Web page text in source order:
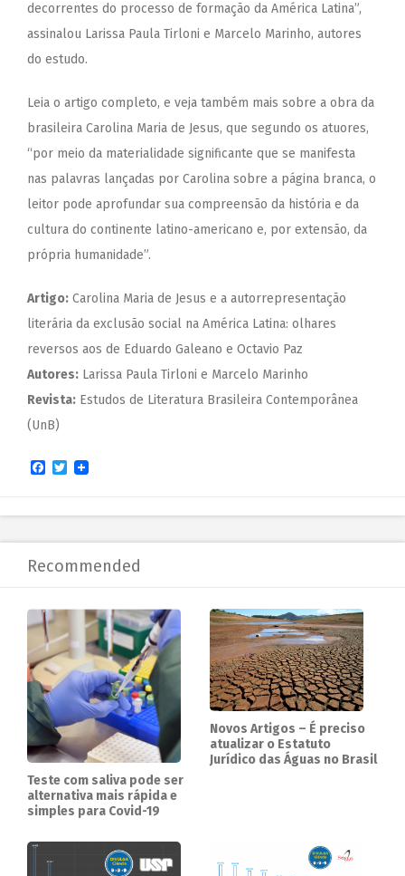
decorrentes do processo de formação da América Latina”,
assinalou Larissa Paula Tirloni e Marcelo Marinho, autores
do estudo.
Leia o artigo completo, e veja também mais sobre a obra da
brasileira Carolina Maria de Jesus, que segundo os atuores,
“por meio da materialidade significante que se manifesta
nas palavras lançadas por Carolina sobre a página branca, o
leitor pode aprofundar sua compreensão da história e da
cultura do continente latino-americano e, por extensão, da
própria humanidade”.
Artigo: Carolina Maria de Jesus e a autorrepresentação
literária da exclusão social na América Latina: olhares
reversos aos de Eduardo Galeano e Octavio Paz
Autores: Larissa Paula Tirloni e Marcelo Marinho
Revista: Estudos de Literatura Brasileira Contemporânea
(UnB)
Facebook
Twitter
Recommended
Teste com saliva pode ser
alternativa mais rápida e
simples para Covid-19
Novos Artigos – É preciso
atualizar o Estatuto
Jurídico das Águas no Brasil